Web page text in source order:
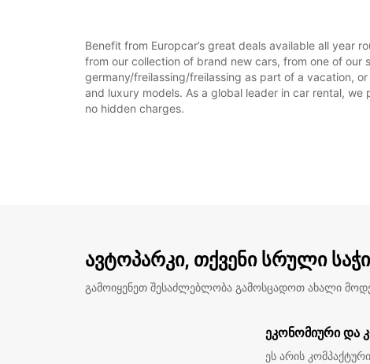
Benefit from Europcar’s great deals available all year
from our collection of brand new cars, from one of
germany/freilassing/freilassing as part of a vacation,
and luxury models. As a global leader in car rental,
no hidden charges.
ავტოპარკი, თქვენი სრული
გამოიყენეთ შესაძლებლობა გამოსცადოთ ახალი
ეკონომიური და
ეს არის